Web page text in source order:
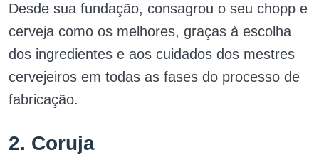
Desde sua fundação, consagrou o seu chopp e
cerveja como os melhores, graças à escolha
dos ingredientes e aos cuidados dos mestres
cervejeiros em todas as fases do processo de
fabricação.
2. Coruja